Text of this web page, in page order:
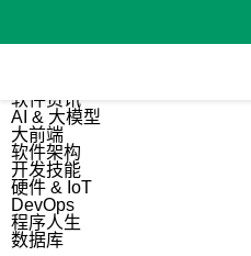
软件资讯
AI & 大模型
大前端
软件架构
开发技能
硬件 & IoT
DevOps
程序人生
数据库